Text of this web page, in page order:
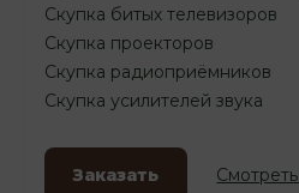
Скупка битых телевизоров
Скупка проекторов
Скупка радиоприёмников
Скупка усилителей звука
Заказать